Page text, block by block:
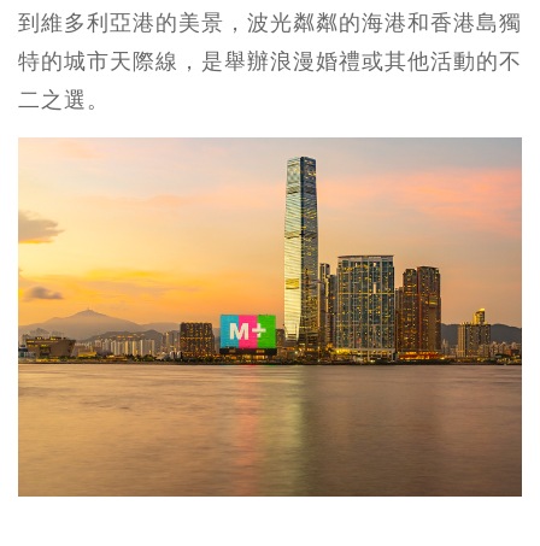
到維多利亞港的美景，波光粼粼的海港和香港島獨
特的城市天際線，是舉辦浪漫婚禮或其他活動的不
二之選。